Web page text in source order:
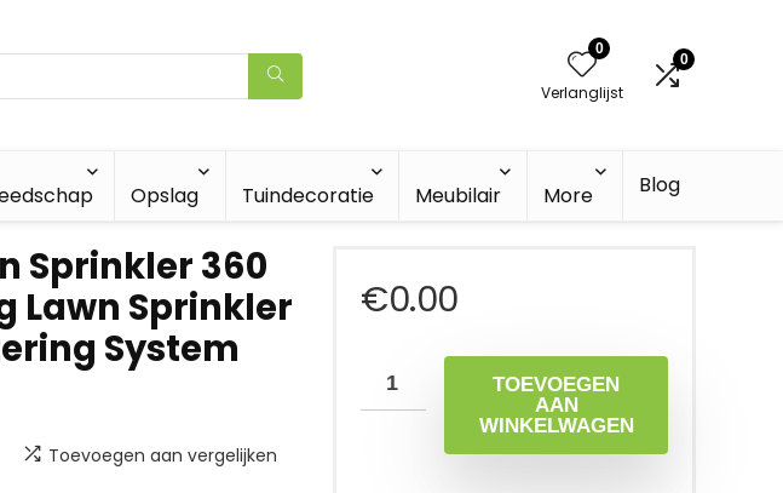
0
Verlanglijst
0
Opslag Tuindecoratie Meubilair More Blog
Sprinkler 360
Lawn Sprinkler
System
Toevoegen aan vergelijken
€0.00
TOEVOEGEN
AAN
WINKELWAGEN